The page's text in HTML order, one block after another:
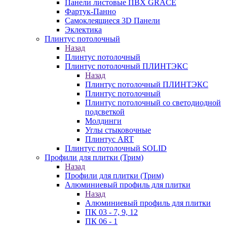
Панели листовые ПВХ GRACE
Фартук-Панно
Самоклеящиеся 3D Панели
Эклектика
Плинтус потолочный
Назад
Плинтус потолочный
Плинтус потолочный ПЛИНТЭКС
Назад
Плинтус потолочный ПЛИНТЭКС
Плинтус потолочный
Плинтус потолочный со светодиодной
подсветкой
Молдинги
Углы стыковочные
Плинтус ART
Плинтус потолочный SOLID
Профили для плитки (Трим)
Назад
Профили для плитки (Трим)
Алюминиевый профиль для плитки
Назад
Алюминиевый профиль для плитки
ПК 03 - 7, 9, 12
ПК 06 - 1